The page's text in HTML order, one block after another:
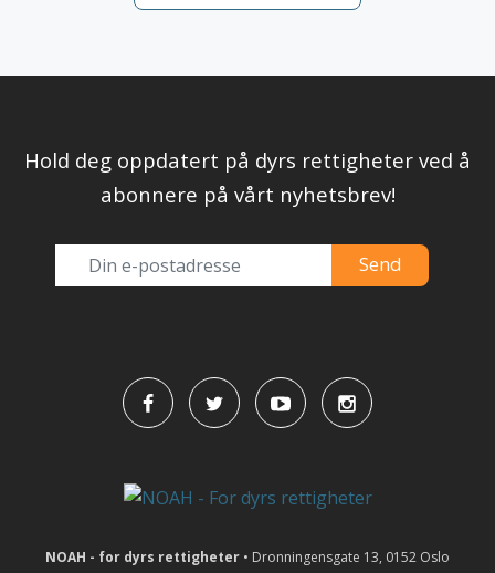
Hold deg oppdatert på dyrs rettigheter ved å
abonnere på vårt nyhetsbrev!
NOAH - for dyrs rettigheter • Dronningensgate 13, 0152 Oslo